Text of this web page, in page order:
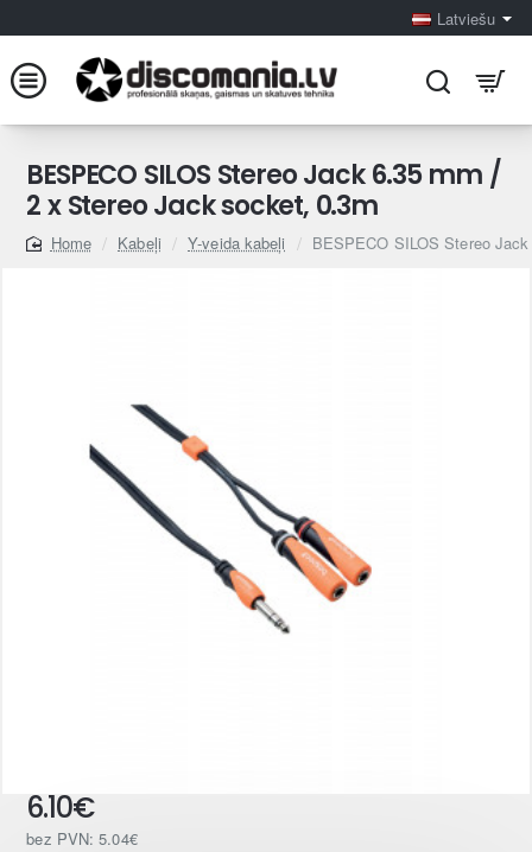
Latviešu
BESPECO SILOS Stereo Jack 6.35 mm /
2 x Stereo Jack socket, 0.3m
home
Kabeļi Y-veida kabeļi BESPECO SILOS Stereo
6.10€
bez PVN: 5.04€